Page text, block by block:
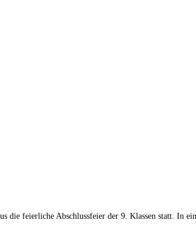
die feierliche Abschlussfeier der 9. Klassen statt. In